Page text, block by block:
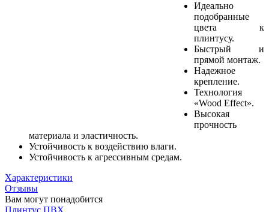
Идеально
подобранные
цвета к
плинтусу.
Быстрый и
прямой монтаж.
Надежное
крепление.
Технология
«Wood Effect».
Высокая
прочность
материала и эластичность.
Устойчивость к воздействию влаги.
Устойчивость к агрессивным средам.
Характеристики
Отзывы
Вам могут понадобится
Плинтус ПВХ